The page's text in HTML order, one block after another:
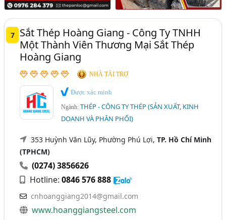
7
Sắt Thép Hoàng Giang - Công Ty TNHH
Một Thành Viên Thương Mại Sắt Thép
Hoàng Giang
NHÀ TÀI TRỢ
Được xác minh
Ngành:THÉP - CÔNG TY THÉP (SẢN XUẤT, KINH
DOANH VÀ PHÂN PHỐI)
353 Huỳnh Văn Lũy, Phường Phú Lợi,TP. Hồ Chí Minh
(TPHCM)
(0274) 3856626
Hotline:0846 576 888
cnhoanggiang2014@gmail.com
www.hoanggiangsteel.com